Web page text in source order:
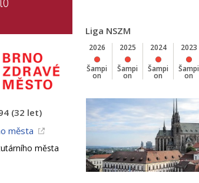
(32 let)
města
města
Liga NSZM
2026
Šampi
on
2025
Šampi
on
2024
Šampi
on
2023
Šampi
on